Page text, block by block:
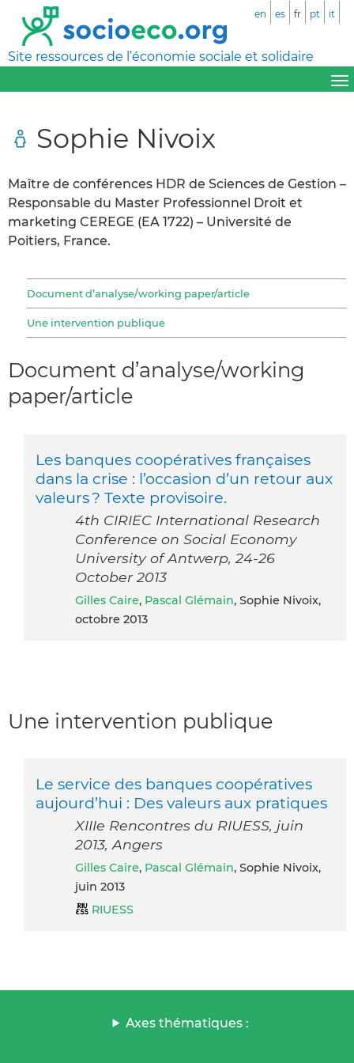
Site ressources de l’économie sociale et solidaire
en es fr pt it
Sophie Nivoix
Maître de conférences HDR de Sciences de Gestion –
Responsable du Master Professionnel Droit et
marketing CEREGE (EA 1722) – Université de
Poitiers, France.
Document d’analyse/working paper/article
Une intervention publique
Document d’analyse/working
paper/article
Les banques coopératives françaises
dans la crise : l’occasion d’un retour aux
valeurs ? Texte provisoire.
4th CIRIEC International Research
Conference on Social Economy
University of Antwerp, 24-26
October 2013
Gilles Caire, Pascal Glémain, Sophie Nivoix,
octobre 2013
Une intervention publique
Le service des banques coopératives
aujourd’hui : Des valeurs aux pratiques
XIIIe Rencontres du RIUESS, juin
2013, Angers
Gilles Caire, Pascal Glémain, Sophie Nivoix,
juin 2013
RIUESS
Axes thématiques :